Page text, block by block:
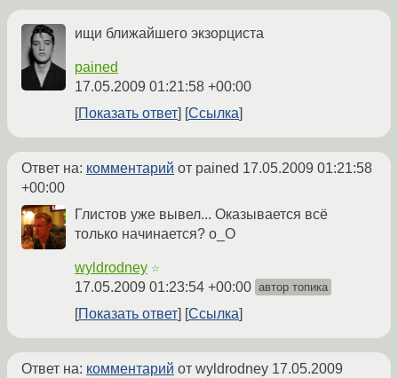
ищи ближайшего экзорциста
pained
17.05.2009 01:21:58 +00:00
Показать ответ
Ссылка
Ответ на: комментарий от pained 17.05.2009 01:21:58
+00:00
Глистов уже вывел... Оказывается всё
только начинается? о_О
wyldrodney ☆
17.05.2009 01:23:54 +00:00 автор топика
Показать ответ Ссылка
Ответ на: комментарий от wyldrodney 17.05.2009